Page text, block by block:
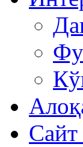
Сайт